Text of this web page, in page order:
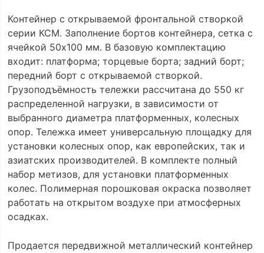
Контейнер с открываемой фронтальной створкой
серии КСМ. Заполнение бортов контейнера, сетка с
ячейкой 50х100 мм. В базовую комплектацию
входит: платформа; торцевые борта; задний борт;
передний борт с открываемой створкой.
Грузоподъёмность тележки рассчитана до 550 кг
распределенной нагрузки, в зависимости от
выбранного диаметра платформенных, колесных
опор. Тележка имеет универсальную площадку для
установки колесных опор, как европейских, так и
азиатских производителей. В комплекте полный
набор метизов, для установки платформенных
колес. Полимерная порошковая окраска позволяет
работать на открытом воздухе при атмосферных
осадках.
Продается передвижной металлический контейнер